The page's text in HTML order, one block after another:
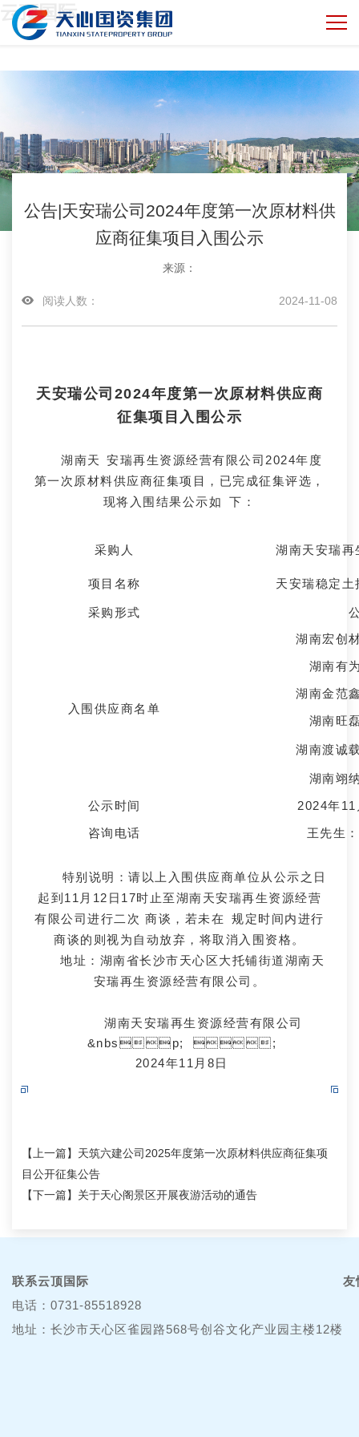
云顶国际
公告|天安瑞公司2024年度第一次原材料供
应商征集项目入围公示
来源：
阅读人数： 2024-11-08
天安瑞公司2024年度第一次原材料供应商
征集项目 入围公示
湖南天安瑞再生资源经营有限公司2024年度
第一次原材料供应商征集项目，已完成征集评选，
现将入围结果公示如下：
采购人 湖南天安瑞
项目名称 天安瑞稳定
采购形式
入围供应商名单
湖南宏创
湖南有
湖南金范
湖南旺
湖南渡诚
湖南翊
公示时间
2024年
咨询电话
王先生
特别说明：请以上入围供应商单位从公示之日
起到11月12日17时止至湖南天安瑞再生资源经营
有限公司进行二次商谈，若未在规定时间内进行
商谈的则视为自动放弃，将取消入围资格。
地址：湖南省长沙市天心区大托铺街道湖南天
安瑞再生资源经营有限公司。
湖南天安瑞再生资源经营有限公司
&nbsp; ;
2024年11月8日
【上一篇】 天筑六建公司2025年度第一次原材料供应商征集项
目公开征集公告
【下一篇】 关于天心阁景区开展夜游活动的通告
联系云顶国际
电话：0731-85518928
地址：长沙市天心区雀园路568号创谷文化产业园主楼12楼
友